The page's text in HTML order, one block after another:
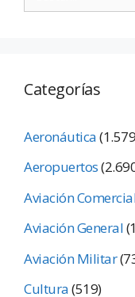
Categorías
Aeronáutica
Aeropuertos
Aviación
Aviación General
Aviación Militar
Cultura(519)